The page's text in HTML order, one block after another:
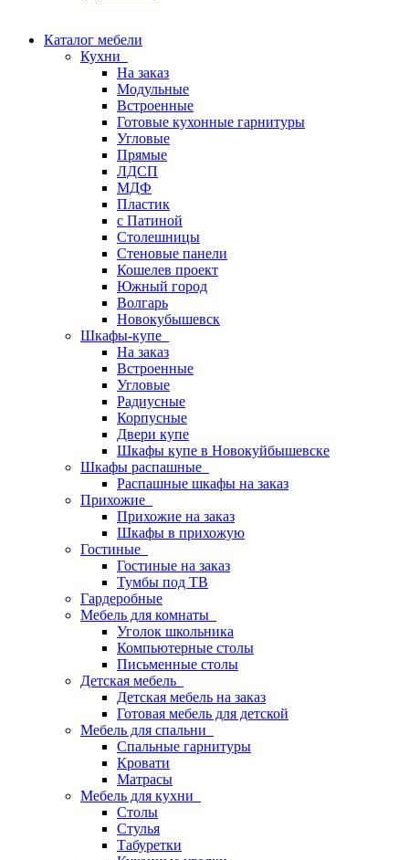
Каталог мебели
Кухни
На заказ
Модульные
Встроенные
Готовые кухонные гарнитуры
Угловые
Прямые
ЛДСП
МДФ
Пластик
с Патиной
Столешницы
Стеновые панели
Кошелев проект
Южный город
Волгарь
Новокубышевск
Шкафы-купе
На заказ
Встроенные
Угловые
Радиусные
Корпусные
Двери купе
Шкафы купе в Новокуйбышевске
Шкафы распашные
Распашные шкафы на заказ
Прихожие
Прихожие на заказ
Шкафы в прихожую
Гостиные
Гостиные на заказ
Тумбы под ТВ
Гардеробные
Мебель для комнаты
Уголок школьника
Компьютерные столы
Письменные столы
Детская мебель
Детская мебель на заказ
Готовая мебель для детской
Мебель для спальни
Спальные гарнитуры
Кровати
Матрасы
Мебель для кухни
Столы
Стулья
Табуретки